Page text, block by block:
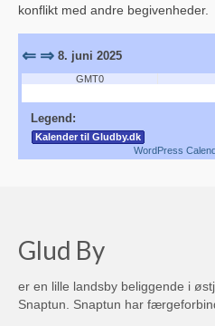
Vedtægter
Skjolds Venner
Glud Skjold
Glud Aftenskole
Glud Revy &
Glud Bibliotekskreds
konflikt med andre begivenheder.
⇐ ⇒ 8. juni 2025
GMT0
Legend:
Kalender til Gludby.dk
WordPress
Glud By
er en lille landsby beliggende i
Snaptun. Snaptun har